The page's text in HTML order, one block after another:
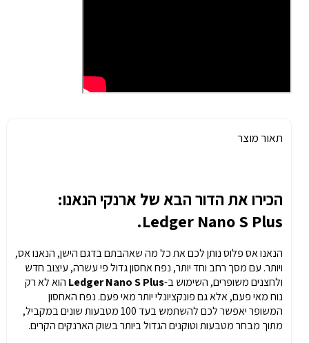
תאור מוצר
הכירו את הדור הבא של ארנקי הנאנו:
Ledger Nano S Plus.
הנאנו אס פלוס נותן לכם את כל מה שאהבתם בדגם הישן, הנאנו אס,
ויותר. עם מסך רחב וחד יותר, נפח אחסון גדול פי עשרה, עיצוב חדש
ולחצנים משופרים, השימוש ב-Ledger Nano S Plusהוא לא רק
נוח מאי פעם, אלא גם פונקציונלי יותר מאי פעם. נפח האחסון
המשופר יאפשר לכם להשתמש בעד 100 מטבעות שונים במקביל,
מתוך מבחר מטבעות וטוקנים הגדול ביותר בשוק הארנקים הקרים.